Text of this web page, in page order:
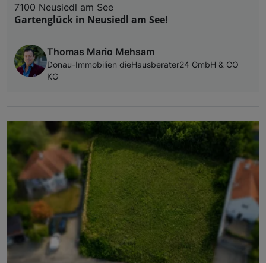
7100 Neusiedl am See
Gartenglück in Neusiedl am See!
Thomas Mario Mehsam
Donau-Immobilien dieHausberater24 GmbH & CO
KG